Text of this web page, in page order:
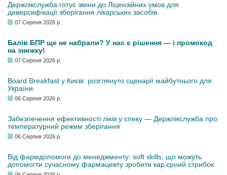
Держлікслужба готує зміни до Ліцензійних умов для
диверсифікації зберігання лікарських засобів
07 Серпня 2026 р.
Балів БПР ще не набрали? У нас є рішення — і промокод
на знижку!
07 Серпня 2026 р.
Board Breakfast у Києві: розглянуто сценарії майбутнього для
України
06 Серпня 2026 р.
Забезпечення ефективності ліків у спеку — Держлікслужба про
температурний режим зберігання
06 Серпня 2026 р.
Від фармдопомоги до менеджменту: soft skills, що можуть
допомогти сучасному фармацевту зробити кар’єрний стрибок